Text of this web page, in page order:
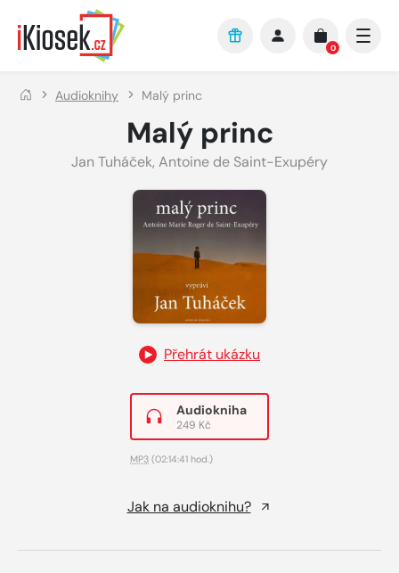
Přejít na hlavní obsah
0
Audioknihy Malý princ
Malý princ
Jan Tuháček, Antoine de Saint-Exupéry
Přehrát ukázku
Audiokniha
249 Kč
MP3 (02:14:41 hod.)
Jak na audioknihu?